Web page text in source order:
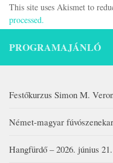
This site uses Akismet to
processed.
PROGRAMAJÁNLÓ
Festőkurzus Simon M.
Német-magyar
Hangfürdő – 2026. június